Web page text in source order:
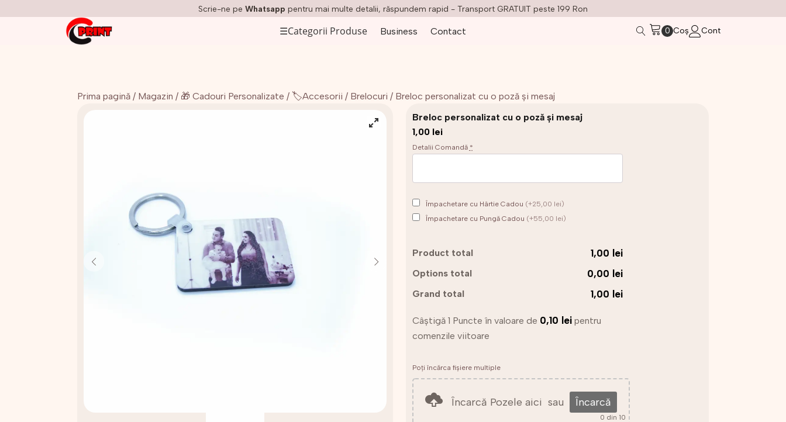
Scrie-ne pe Whatsapp pentru mai multe detalii, răspundem rapid - Transport GRATUIT peste 199 Ron
☰Categorii Produse Business Contact Coș Cont
Prima pagină / Magazin / 🎁 Cadouri Personalizate / 🏷️Accesorii / Brelocuri / Breloc personalizat cu o poză și mesaj
Breloc personalizat cu o poză și mesaj
1,00 lei
Detalii Comandă *
Împachetare cu Hârtie Cadou (+25,00 lei)
Împachetare cu Pungă Cadou (+55,00 lei)
Product total 1,00 lei
Options total 0,00 lei
Grand total 1,00 lei
Câștigă 1 Puncte în valoare de 0,10 leipentru
comenzile viitoare
Poți încărca fișiere multiple
Încarcă Pozele aici sau Încarcă
0 din 10